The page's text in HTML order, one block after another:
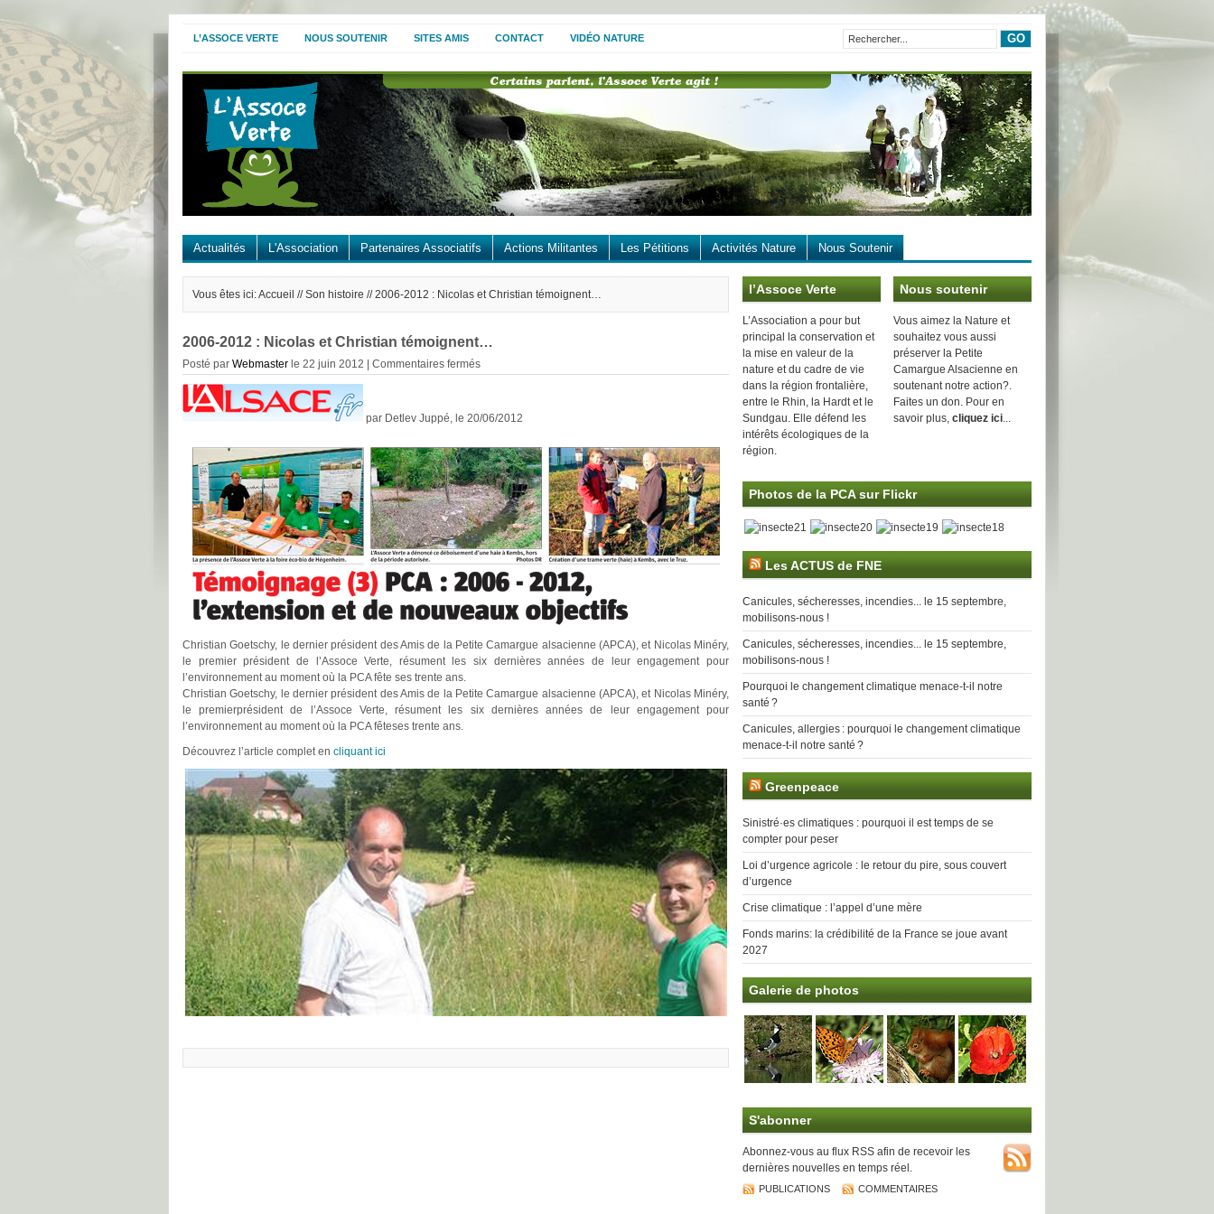
L’ASSOCE VERTE NOUS SOUTENIR SITES AMIS CONTACT VIDÉO NATURE
Actualités L'Association Partenaires Associatifs Actions Militantes Les Pétitions Activités Nature Nous Soutenir
Vous êtes ici: Accueil //Son histoire // 2006-2012 : Nicolas et Christian témoignent…
2006-2012 : Nicolas et Christian témoignent…
Posté par Webmaster le 22 juin 2012 | Commentaires fermés
par Detlev Juppé, le 20/06/2012
Christian Goetschy, le dernier président des Amis de la Petite Camargue alsacienne (APCA), et Nicolas Minéry,
le premier président de l’Assoce Verte, résument les six dernières années de leur engagement pour
l’environnement au moment où la PCA fête ses trente ans.
Christian Goetschy, le dernier président des Amis de la Petite Camargue alsacienne (APCA), et Nicolas Minéry,
le premierprésident de l’Assoce Verte, résument les six dernières années de leur engagement pour
l’environnement au moment où la PCA fêteses trente ans.
Découvrez l’article complet en cliquant ici
l’Assoce Verte
L’Association a pour but
principal la conservation et
la mise en valeur de la
nature et du cadre de vie
dans la région frontalière,
entre le Rhin, la Hardt et le
Sundgau. Elle défend les
intérêts écologiques de la
région.
Nous soutenir
Vous aimez la Nature et
souhaitez vous aussi
préserver la Petite
Camargue Alsacienne en
soutenant notre action?.
Faites un don. Pour en
savoir plus, cliquez ici...
Photos de la PCA sur Flickr
Les ACTUS de FNE
Canicules, sécheresses, incendies... le 15 septembre,
mobilisons-nous !
Canicules, sécheresses, incendies... le 15 septembre,
mobilisons-nous !
Pourquoi le changement climatique menace-t-il notre
santé ?
Canicules, allergies : pourquoi le changement climatique
menace-t-il notre santé ?
Greenpeace
Sinistré·es climatiques : pourquoi il est temps de se
compter pour peser
Loi d’urgence agricole : le retour du pire, sous couvert
d’urgence
Crise climatique : l’appel d’une mère
Fonds marins: la crédibilité de la France se joue avant
2027
Galerie de photos
S'abonner
Abonnez-vous au flux RSS afin de recevoir les
dernières nouvelles en temps réel.
PUBLICATIONS COMMENTAIRES